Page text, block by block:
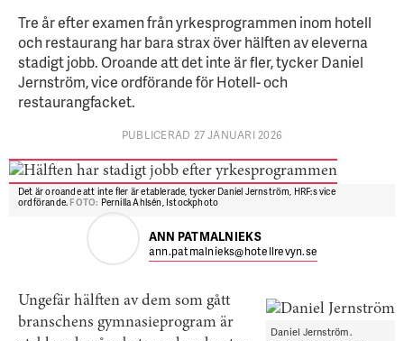
Tre år efter examen från yrkesprogrammen inom hotell
och restaurang har bara strax över hälften av eleverna
stadigt jobb. Oroande att det inte är fler, tycker Daniel
Jernström, vice ordförande för Hotell- och
restaurangfacket.
PUBLICERAD 27 JANUARI 2026
Det är oroande att inte fler är etablerade, tycker Daniel Jernström, HRF:s vice
ordförande.FOTO: Pernilla Ahlsén, Istockphoto
ANN PATMALNIEKS
ann.patmalnieks@hotellrevyn.se
Daniel Jernström.
Ungefär hälften av dem som gått
branschens gymnasieprogram är